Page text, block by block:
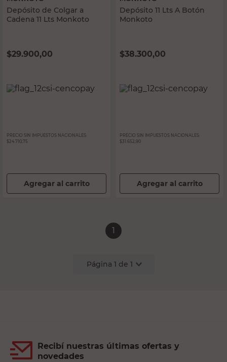
Depósito de Colgar a
Cadena 11 Lts Monkoto
$29.900,00
PRECIO SIN IMPUESTOS NACIONALES:
$24.710,75
Agregar al carrito
Depósito 11 Lts A Botón
Monkoto
$38.300,00
PRECIO SIN IMPUESTOS NACIONALES:
$31.652,90
Agregar al carrito
1
Página 1 de 1
Recibí nuestras últimas ofertas y
novedades